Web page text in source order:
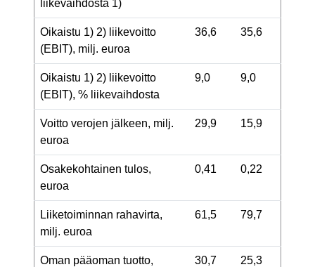
liikevaihdosta 1)
Oikaistu 1) 2) liikevoitto
(EBIT), milj. euroa
36,6 35,6
Oikaistu 1) 2) liikevoitto
(EBIT), % liikevaihdosta
9,0 9,0
Voitto verojen jälkeen, milj.
euroa
29,9 15,9
Osakekohtainen tulos,
euroa
0,41 0,22
Liiketoiminnan rahavirta,
milj. euroa
61,5 79,7
Oman pääoman tuotto,
30,7 25,3